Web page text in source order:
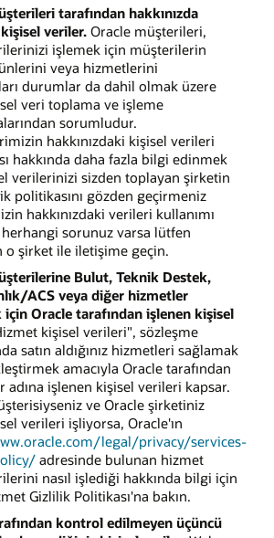
tarafından hakkınızda
veriler.Oracle müşterileri,
işlemek için müşterilerin
veya hizmetlerini
durumlar da dahil olmak üzere
veri toplama ve işleme
sorumludur.
hakkınızdaki kişisel verileri
hakkında daha fazla bilgi edinmek
verilerinizi sizden toplayan şirketin
politikasını gözden geçirmeniz
hakkınızdaki verileri kullanımı
herhangi sorunuz varsa lütfen
o şirket ile iletişime geçin.
Bulut, Teknik Destek,
ACS veya diğer hizmetler
için Oracle tarafından işlenen kişisel
kişisel verileri", sözleşme
satın aldığınız hizmetleri sağlamak
amacıyla Oracle tarafından
adına işlenen kişisel verileri kapsar.
ve Oracle şirketiniz
verileri işliyorsa, Oracle'ın
legal/privacy/services-
adresinde bulunan hizmet
nasıl işlediği hakkında bilgi için
Gizlilik Politikası'na bakın.
kontrol edilmeyen üçüncü